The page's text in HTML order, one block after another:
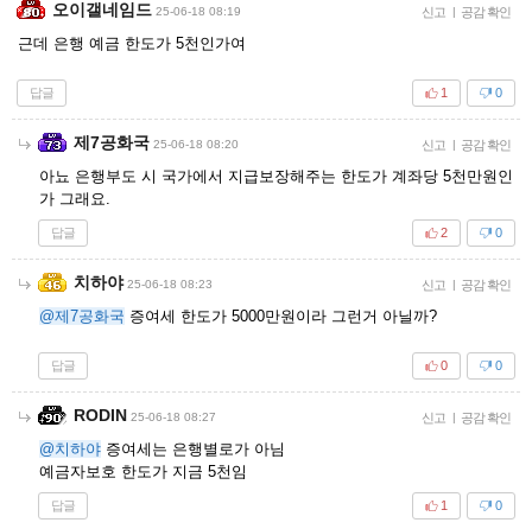
오이갤네임드 25-06-18 08:19 신고 | 공감 확인
근데 은행 예금 한도가 5천인가여
답글 0
1
제7공화국 25-06-18 08:20 신고 | 공감 확인
아뇨 은행부도 시 국가에서 지급보장해주는 한도가 계좌당 5천만원인
가 그래요.
답글 0
2
치하야 25-06-18 08:23 신고 | 공감 확인
@제7공화국 증여세 한도가 5000만원이라 그런거 아닐까?
답글 0
0
RODIN 25-06-18 08:27 신고 | 공감 확인
@치하야 증여세는 은행별로가 아님
예금자보호 한도가 지금 5천임
답글 0
1